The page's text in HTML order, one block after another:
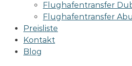
Flughafentransfer
Flughafentransfer
Preisliste
Kontakt
Blog